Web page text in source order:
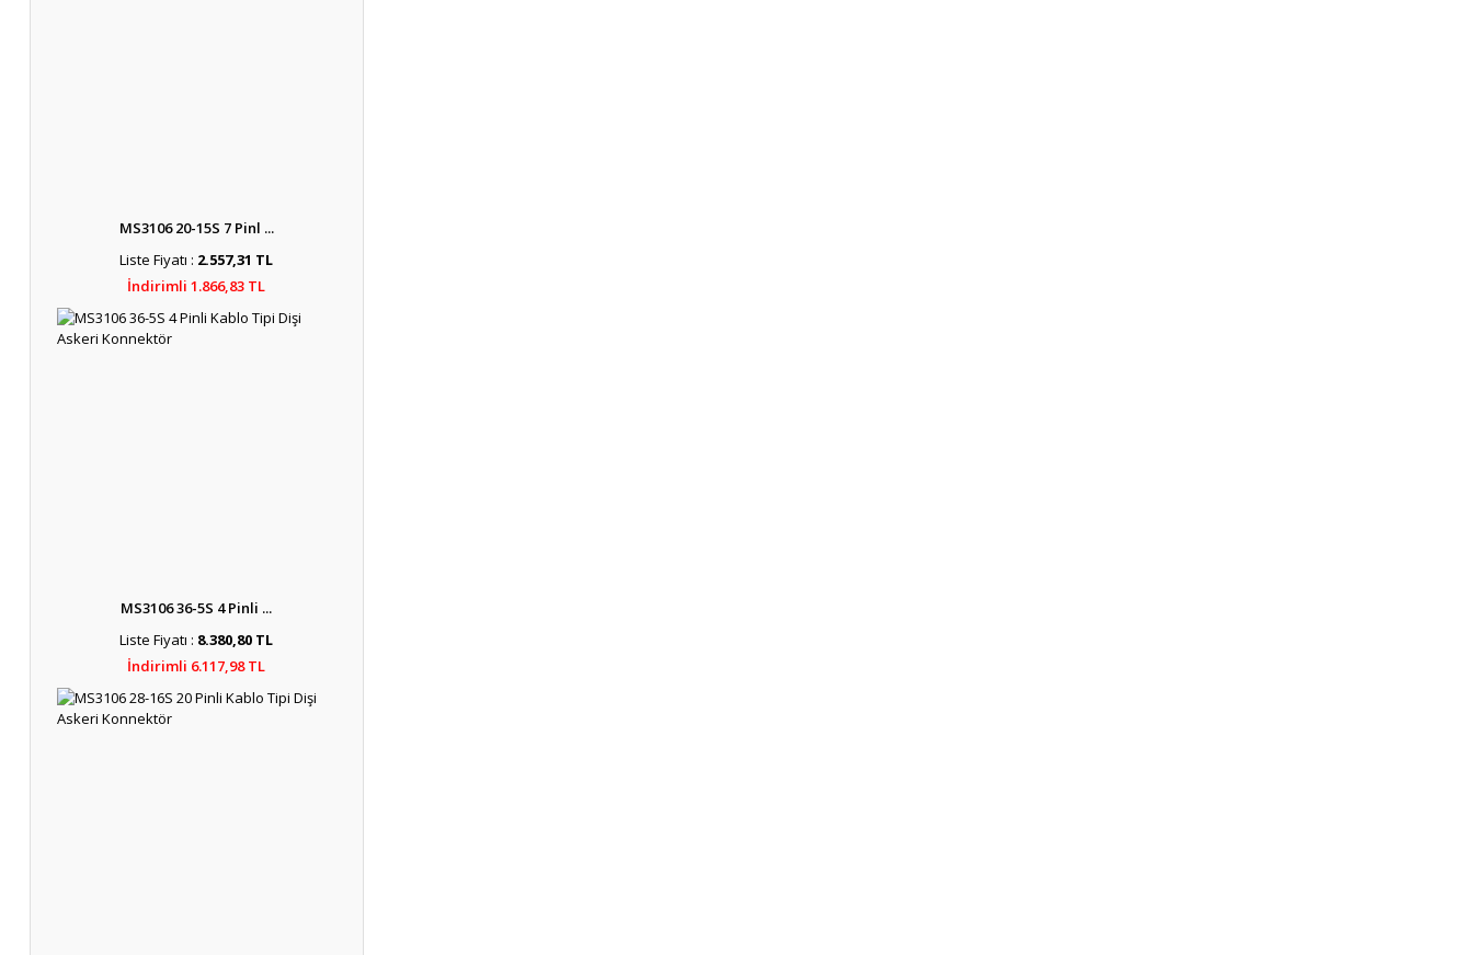
MS3106 20-15S 7 Pinl ...
Liste Fiyatı : 2.557,31 TL
İndirimli 1.866,83 TL
MS3106 36-5S 4 Pinli ...
Liste Fiyatı : 8.380,80 TL
İndirimli 6.117,98 TL